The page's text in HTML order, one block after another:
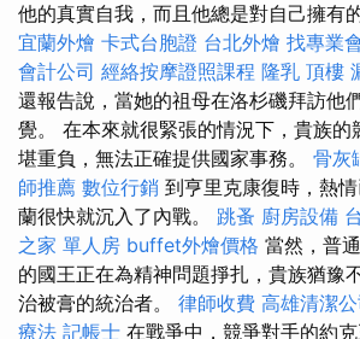
他的真實自我，而且他總是對自己擁有
宜蘭外燴 卡式台胞證 台北外燴 找專業
會計公司 經絡按摩證照課程 隆乳 頂樓
還報告說，當她的祖母在洛杉磯拜訪他
覺。 在本來就很緊張的情況下，貴族的
堪重負，無法正確提供國家事務。 骨灰
師推薦 數位行銷 到亨里克康復時，熱
蘭很快就沉入了內戰。 跳蚤 廚房設備
之家 單人房 buffet外燴價格 當然，普
的國王正在為精神問題掙扎，貴族猶豫
治被膏的統治者。 律師收費 高雄清潔公
療法 記帳士 在戰爭中，競爭對手的約